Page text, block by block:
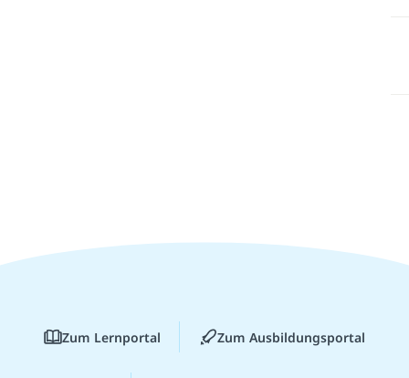
Zum Lernportal Zum Ausbildungsportal